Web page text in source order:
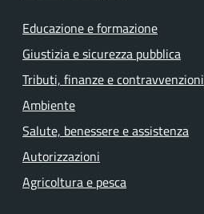
Educazione e formazione
Giustizia e sicurezza pubblica
Tributi, finanze e contravvenzioni
Ambiente
Salute, benessere e assistenza
Autorizzazioni
Agricoltura e pesca